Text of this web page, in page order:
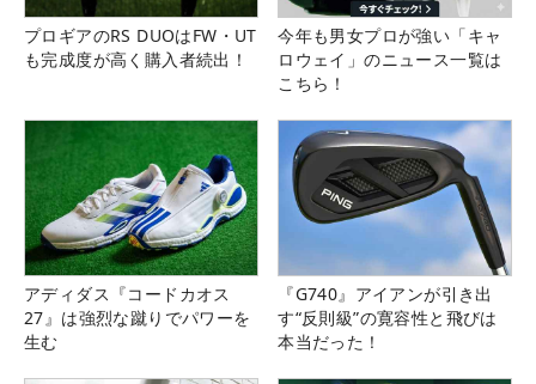
プロギアのRS DUOはFW・UT
も完成度が高く購入者続出！
今年も男女プロが強い「キャ
ロウェイ」のニュース一覧は
こちら！
アディダス『コードカオス
27』は強烈な蹴りでパワーを
生む
『G740』アイアンが引き出
す“反則級”の寛容性と飛びは
本当だった！